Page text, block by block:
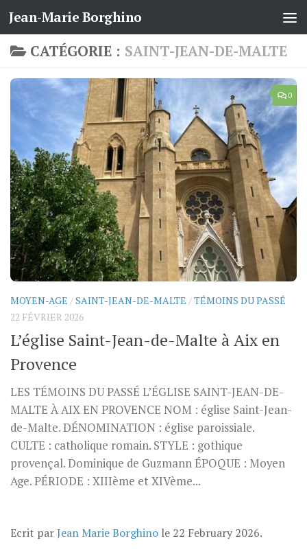
Skip to content
Jean-Marie Borghino
CATÉGORIE : SAINT-JEAN-DE-MALTE
0
MOYEN-AGE /SAINT-JEAN-DE-MALTE /TÉMOINS DU PASSÉ
22 FÉVRIER 2026
L’église Saint-Jean-de-Malte à Aix en
Provence
LES TÉMOINS DU PASSÉ L’ÉGLISE SAINT-JEAN-DE-
MALTE À AIX EN PROVENCE NOM : église Saint-Jean-
de-Malte. DÉNOMINATION : église paroissiale.
CULTE : catholique romain. STYLE : gothique
provençal. Dominique de Guzmann ÉPOQUE : Moyen
Age. PÉRIODE : XIIIème et XIVème...
Ecrit parJean Marie Borghino le 22 February 2026.